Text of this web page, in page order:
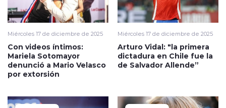
Miércoles 17 de diciembre de 2025
Con videos íntimos:
Mariela Sotomayor
denunció a Mario Velasco
por extorsión
Miércoles 17 de diciembre de 2025
Arturo Vidal: "la primera
dictadura en Chile fue la
de Salvador Allende”